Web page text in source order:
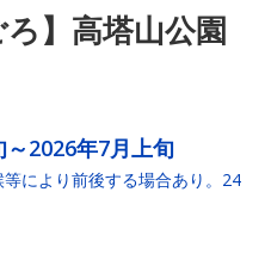
ろ】高塔山公園
2026年7月上旬
により前後する場合あり。24